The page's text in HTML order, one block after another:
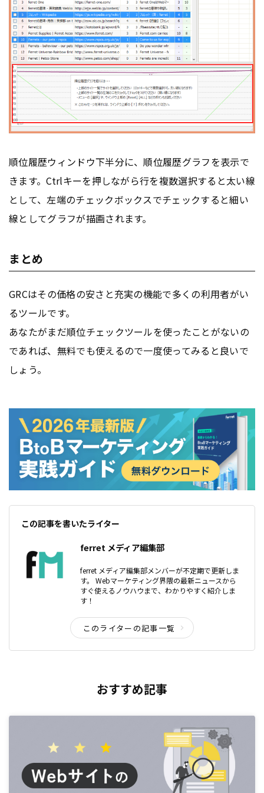
順位履歴ウィンドウ下半分に、順位履歴グラフを表示で
きます。Ctrlキーを押しながら行を複数選択すると太い線
として、左端のチェックボックスでチェックすると細い
線としてグラフが描画されます。
まとめ
GRCはその価格の安さと充実の機能で多くの利用者がい
るツールです。
あなたがまだ順位チェックツールを使ったことがないの
であれば、無料でも使えるので一度使ってみると良いで
しょう。
この記事を書いたライター
ferret メディア編集部
ferret メディア編集部メンバーが不定期で更新しま
す。 Webマーケティング界隈の最新ニュースから
すぐ使えるノウハウまで、わかりやすく紹介しま
す！
このライターの記事一覧
おすすめ記事